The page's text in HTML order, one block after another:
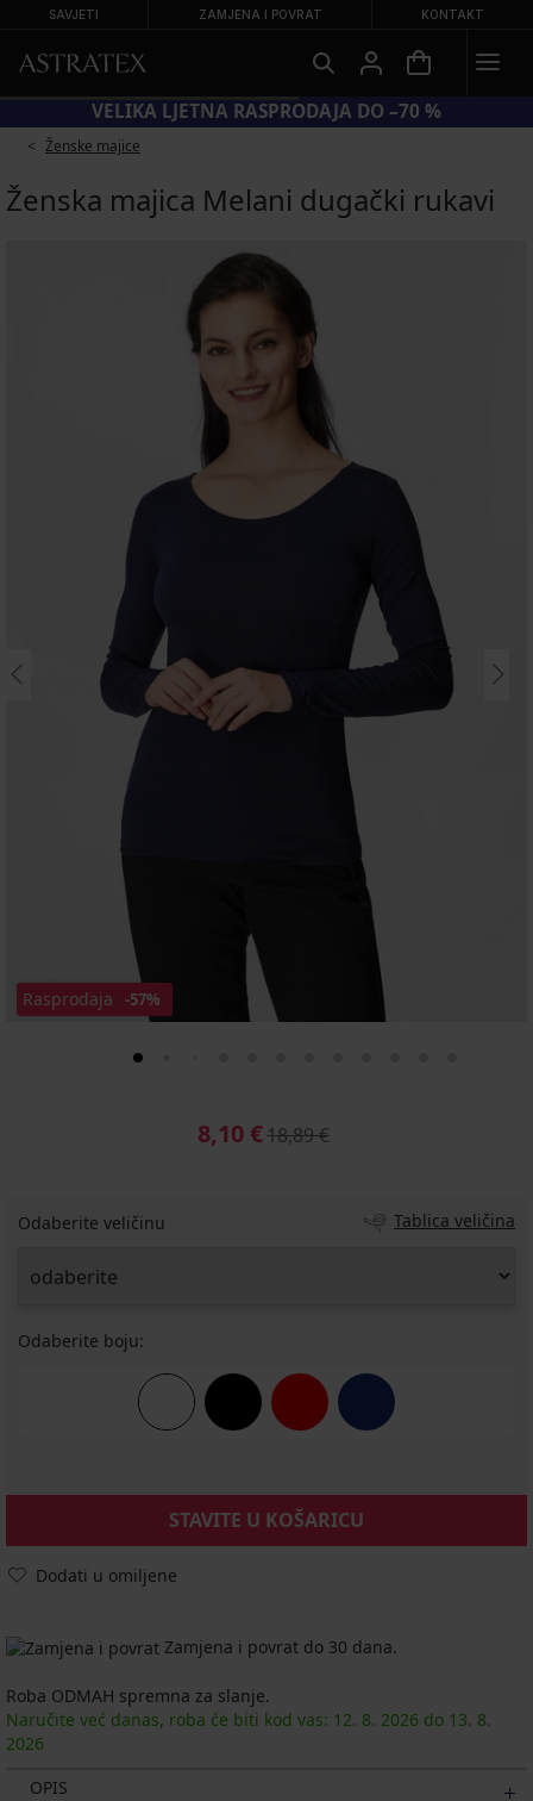
SAVJETI ZAMJENA I POVRAT KONTAKT
VELIKA LJETNA RASPRODAJA DO –70 %
Ženske majice
Ženska majica Melani dugački rukavi
Rasprodaja -57%
8,10 €18,89 €
Odaberite veličinu Tablica veličina
Odaberite boju:
STAVITE U KOŠARICU
Dodati u omiljene
Zamjena i povrat do 30 dana.
Roba ODMAH spremna za slanje.
Naručite već danas, roba će biti kod vas: 12. 8. 2026 do 13. 8.
2026
OPIS